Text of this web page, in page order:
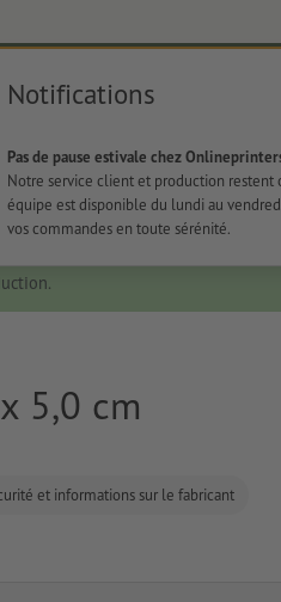
Notifications
Pas de pause estivale chez
Notre service client et production restent
équipe est disponible du lundi au
vos commandes en toute sérénité.
Papeterie
5,0 cm
et informations sur le fabricant